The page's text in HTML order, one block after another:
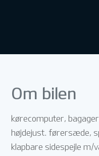
Om bilen
kørecomputer,
højdejust. førersæde,
klapbare sidespejle